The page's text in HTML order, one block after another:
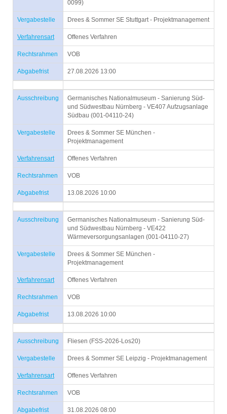
0099)
Vergabestelle Drees & Sommer SE Stuttgart - Projektmanagement
Verfahrensart Offenes Verfahren
Rechtsrahmen VOB
Abgabefrist 27.08.2026 13:00
Ausschreibung
Germanisches Nationalmuseum - Sanierung Süd-
und Südwestbau Nürnberg - VE407 Aufzugsanlage
Südbau (001-04110-24)
Vergabestelle
Drees & Sommer SE München -
Projektmanagement
Verfahrensart Offenes Verfahren
Rechtsrahmen VOB
Abgabefrist 13.08.2026 10:00
Ausschreibung
Germanisches Nationalmuseum - Sanierung Süd-
und Südwestbau Nürnberg - VE422
Wärmeversorgungsanlagen (001-04110-27)
Vergabestelle
Drees & Sommer SE München -
Projektmanagement
Verfahrensart Offenes Verfahren
Rechtsrahmen VOB
Abgabefrist 13.08.2026 10:00
Ausschreibung Fliesen (FSS-2026-Los20)
Vergabestelle Drees & Sommer SE Leipzig - Projektmanagement
Verfahrensart Offenes Verfahren
Rechtsrahmen VOB
Abgabefrist 31.08.2026 08:00